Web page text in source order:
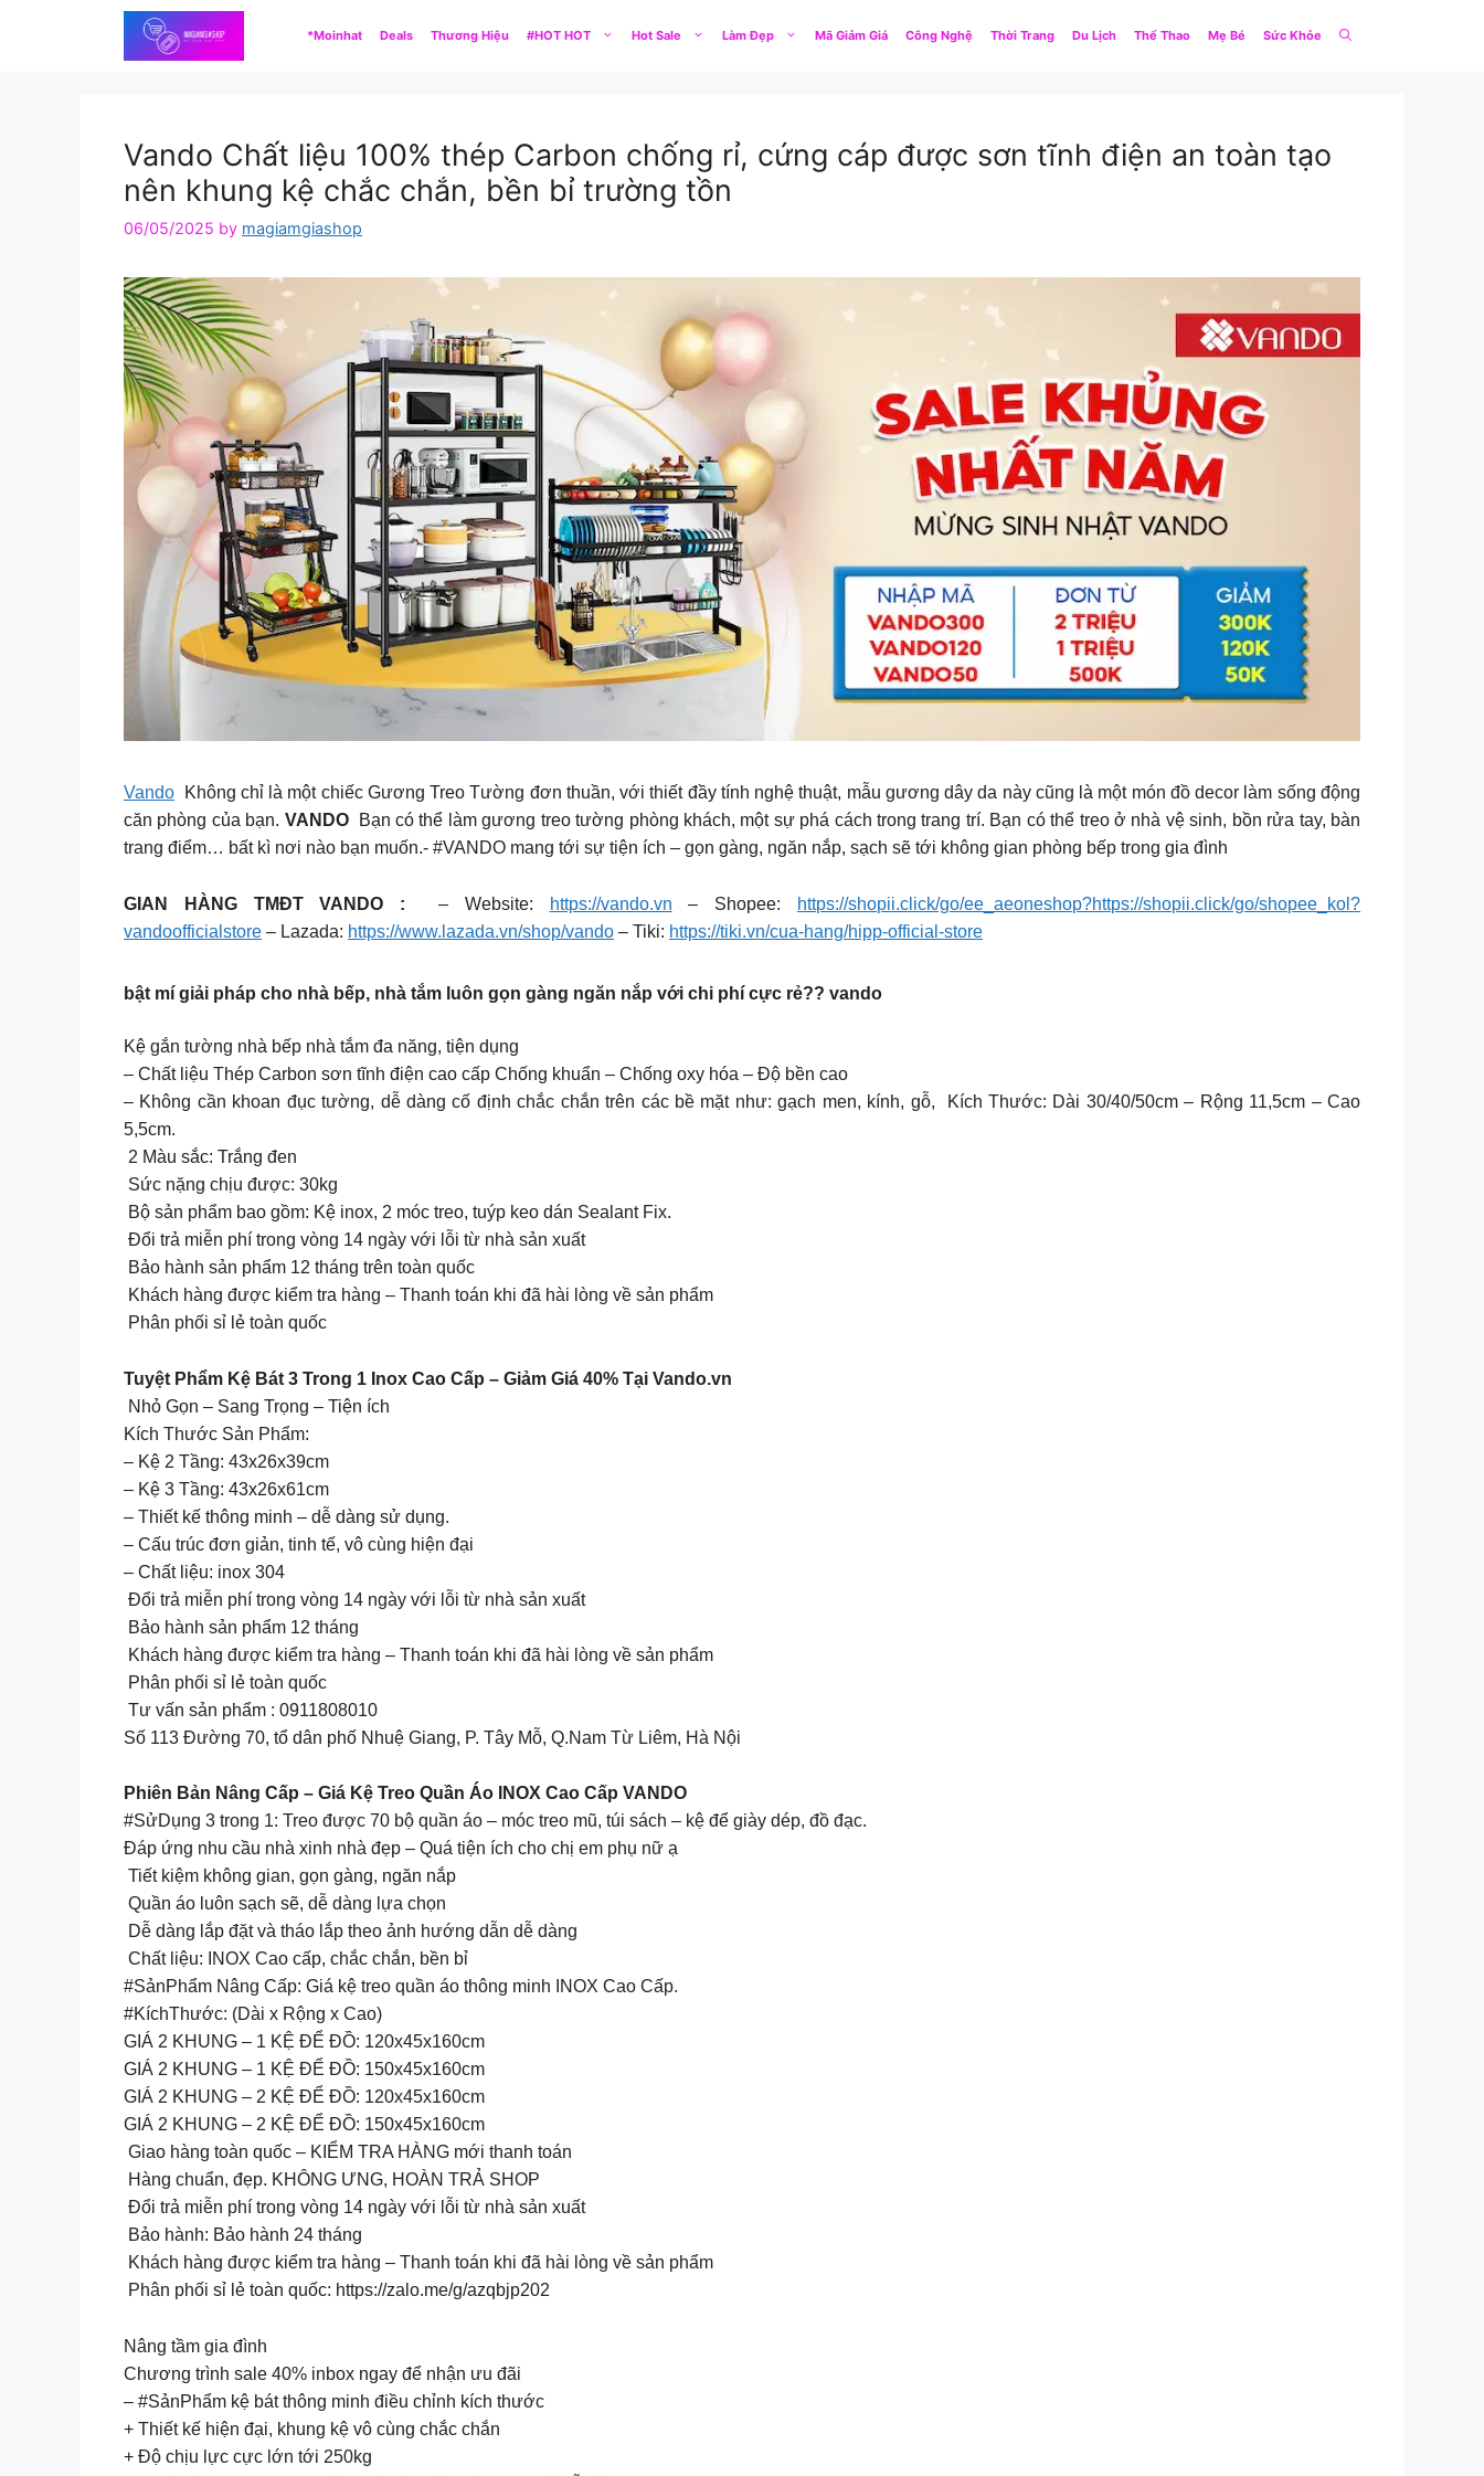
*Moinhat Deals Thương Hiệu #HOT HOT Hot Sale Làm Đẹp Mã Giảm Giá Công Nghệ Thời Trang Du Lịch Thể Thao Mẹ Bé Sức Khỏe
Vando Chất liệu 100% thép Carbon chống rỉ, cứng cáp được sơn tĩnh điện an toàn tạo
nên khung kệ chắc chắn, bền bỉ trường tồn
06/05/2025 by magiamgiashop
Vando Không chỉ là một chiếc Gương Treo Tường đơn thuần, với thiết đầy tính nghệ thuật, mẫu gương dây da này cũng là một món đồ decor làm sống động
căn phòng của bạn. VANDOBạn có thể làm gương treo tường phòng khách, một sự phá cách trong trang trí. Bạn có thể treo ở nhà vệ sinh, bồn rửa tay, bàn
trang điểm… bất kì nơi nào bạn muốn.- #VANDO mang tới sự tiện ích – gọn gàng, ngăn nắp, sạch sẽ tới không gian phòng bếp trong gia đình
GIAN HÀNG TMĐT VANDO : – Website: https://vando.vn – Shopee:
https://shopii.click/go/ee_aeoneshop?https://shopii.click/go/shopee_kol?
vandoofficialstore – Lazada: https://www.lazada.vn/shop/vando – Tiki: https://tiki.vn/cua-hang/hipp-official-store
bật mí giải pháp cho nhà bếp, nhà tắm luôn gọn gàng ngăn nắp với chi phí cực rẻ?? vando
Kệ gắn tường nhà bếp nhà tắm đa năng, tiện dụng
– Chất liệu Thép Carbon sơn tĩnh điện cao cấp Chống khuẩn – Chống oxy hóa – Độ bền cao
– Không cần khoan đục tường, dễ dàng cố định chắc chắn trên các bề mặt như: gạch men, kính, gỗ, Kích Thước: Dài 30/40/50cm – Rộng 11,5cm – Cao
5,5cm.
2 Màu sắc: Trắng đen
Sức nặng chịu được: 30kg
Bộ sản phẩm bao gồm: Kệ inox, 2 móc treo, tuýp keo dán Sealant Fix.
Đổi trả miễn phí trong vòng 14 ngày với lỗi từ nhà sản xuất
Bảo hành sản phẩm 12 tháng trên toàn quốc
Khách hàng được kiểm tra hàng – Thanh toán khi đã hài lòng về sản phẩm
Phân phối sỉ lẻ toàn quốc
Tuyệt Phẩm Kệ Bát 3 Trong 1 Inox Cao Cấp – Giảm Giá 40% Tại Vando.vn
Nhỏ Gọn – Sang Trọng – Tiện ích
Kích Thước Sản Phẩm:
– Kệ 2 Tầng: 43x26x39cm
– Kệ 3 Tầng: 43x26x61cm
– Thiết kế thông minh – dễ dàng sử dụng.
– Cấu trúc đơn giản, tinh tế, vô cùng hiện đại
– Chất liệu: inox 304
Đổi trả miễn phí trong vòng 14 ngày với lỗi từ nhà sản xuất
Bảo hành sản phẩm 12 tháng
Khách hàng được kiểm tra hàng – Thanh toán khi đã hài lòng về sản phẩm
Phân phối sỉ lẻ toàn quốc
Tư vấn sản phẩm : 0911808010
Số 113 Đường 70, tổ dân phố Nhuệ Giang, P. Tây Mỗ, Q.Nam Từ Liêm, Hà Nội
Phiên Bản Nâng Cấp – Giá Kệ Treo Quần Áo INOX Cao Cấp VANDO
#SửDụng 3 trong 1: Treo được 70 bộ quần áo – móc treo mũ, túi sách – kệ để giày dép, đồ đạc.
Đáp ứng nhu cầu nhà xinh nhà đẹp – Quá tiện ích cho chị em phụ nữ ạ
Tiết kiệm không gian, gọn gàng, ngăn nắp
Quần áo luôn sạch sẽ, dễ dàng lựa chọn
Dễ dàng lắp đặt và tháo lắp theo ảnh hướng dẫn dễ dàng
Chất liệu: INOX Cao cấp, chắc chắn, bền bỉ
#SảnPhẩm Nâng Cấp: Giá kệ treo quần áo thông minh INOX Cao Cấp.
#KíchThước: (Dài x Rộng x Cao)
GIÁ 2 KHUNG – 1 KỆ ĐỂ ĐỒ: 120x45x160cm
GIÁ 2 KHUNG – 1 KỆ ĐỂ ĐỒ: 150x45x160cm
GIÁ 2 KHUNG – 2 KỆ ĐỂ ĐỒ: 120x45x160cm
GIÁ 2 KHUNG – 2 KỆ ĐỂ ĐỒ: 150x45x160cm
Giao hàng toàn quốc – KIỂM TRA HÀNG mới thanh toán
Hàng chuẩn, đẹp. KHÔNG ƯNG, HOÀN TRẢ SHOP
Đổi trả miễn phí trong vòng 14 ngày với lỗi từ nhà sản xuất
Bảo hành: Bảo hành 24 tháng
Khách hàng được kiểm tra hàng – Thanh toán khi đã hài lòng về sản phẩm
Phân phối sỉ lẻ toàn quốc: https://zalo.me/g/azqbjp202
Nâng tầm gia đình
Chương trình sale 40% inbox ngay để nhận ưu đãi
– #SảnPhẩm kệ bát thông minh điều chỉnh kích thước
+ Thiết kế hiện đại, khung kệ vô cùng chắc chắn
+ Độ chịu lực cực lớn tới 250kg